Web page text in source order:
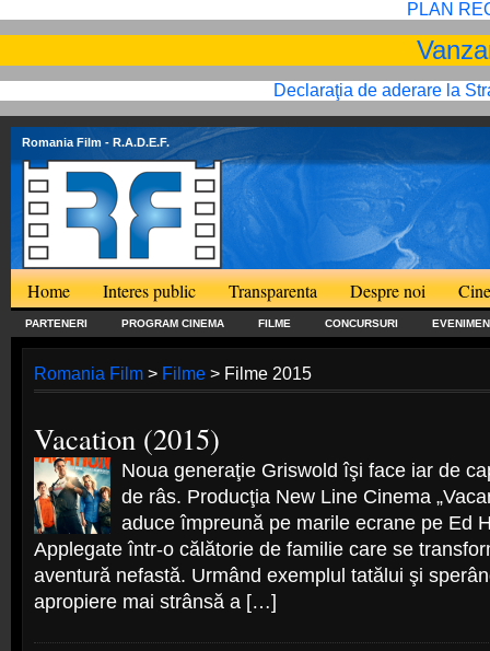
PLAN
Declaraţia de aderare la
Romania Film - R.A.D.E.F.
Home Interes public Transparenta Despre noi
PARTENERI PROGRAM CINEMA FILME CONCURSURI
Romania Film> Filme> Filme 2015
Vacation (2015)
Noua generaţie Griswold îşi face iar de
de râs. Producţia New Line Cinema
aduce împreună pe marile ecrane pe Ed
Applegate într-o călătorie de familie care se
aventură nefastă. Urmând exemplul tatălui şi
apropiere mai strânsă a […]